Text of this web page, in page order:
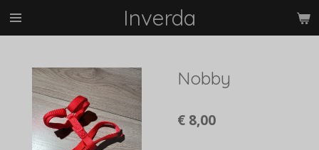
Ga
hoofdinhoud
Inverda
Nobby
€ 8,00